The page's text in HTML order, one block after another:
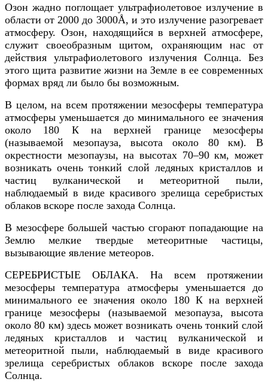
Озон жадно поглощает ультрафиолетовое излучение в
области от 2000 до 3000Å, и это излучение разогревает
атмосферу. Озон, находящийся в верхней атмосфере,
служит своеобразным щитом, охраняющим нас от
действия ультрафиолетового излучения Солнца. Без
этого щита развитие жизни на Земле в ее современных
формах вряд ли было бы возможным.
В целом, на всем протяжении мезосферы температура
атмосферы уменьшается до минимального ее значения
около 180 К на верхней границе мезосферы
(называемой мезопауза, высота около 80 км). В
окрестности мезопаузы, на высотах 70–90 км, может
возникать очень тонкий слой ледяных кристаллов и
частиц вулканической и метеоритной пыли,
наблюдаемый в виде красивого зрелища серебристых
облаков вскоре после захода Солнца.
В мезосфере большей частью сгорают попадающие на
Землю мелкие твердые метеоритные частицы,
вызывающие явление метеоров.
СЕРЕБРИСТЫЕ ОБЛАКА. На всем протяжении
мезосферы температура атмосферы уменьшается до
минимального ее значения около 180 К на верхней
границе мезосферы (называемой мезопауза, высота
около 80 км) здесь может возникать очень тонкий слой
ледяных кристаллов и частиц вулканической и
метеоритной пыли, наблюдаемый в виде красивого
зрелища серебристых облаков вскоре после захода
Солнца.